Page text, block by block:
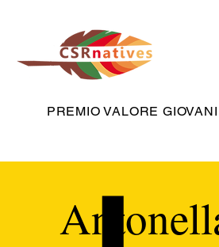
PREMIO VALORE GIOVANI